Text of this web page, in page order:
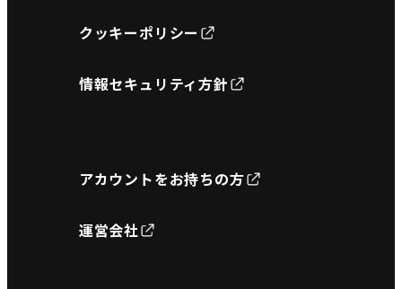
クッキーポリシー
情報セキュリティ方針
アカウントをお持ちの方
運営会社